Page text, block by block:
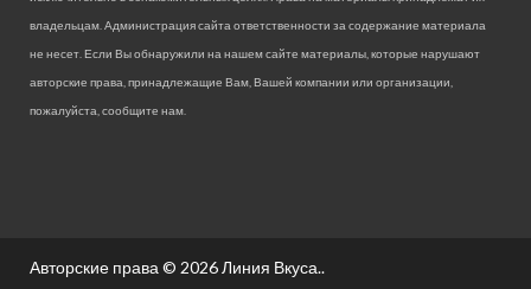
владельцам. Администрация сайта ответственности за содержание материала
не несет. Если Вы обнаружили на нашем сайте материалы, которые нарушают
авторские права, принадлежащие Вам, Вашей компании или организации,
пожалуйста, сообщите нам.
Авторские права © 2026Линия Вкуса..